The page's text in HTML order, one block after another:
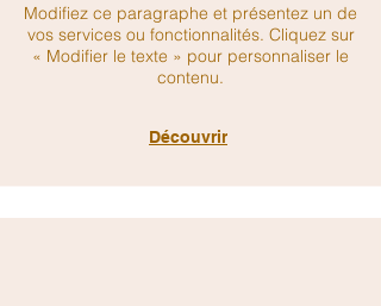
Modifiez ce paragraphe et présentez un de
vos services ou fonctionnalités. Cliquez sur
« Modifier le texte » pour personnaliser le
contenu.
Découvrir